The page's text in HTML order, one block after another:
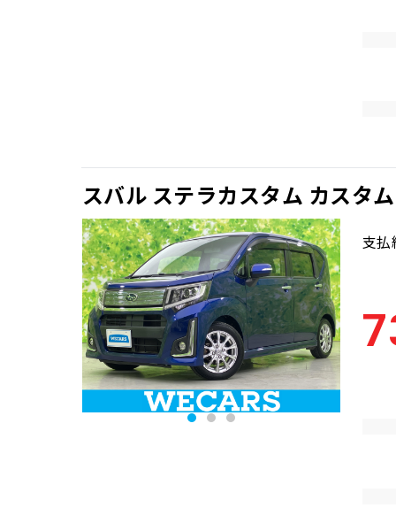
スバル ステラカスタム カスタ
支払